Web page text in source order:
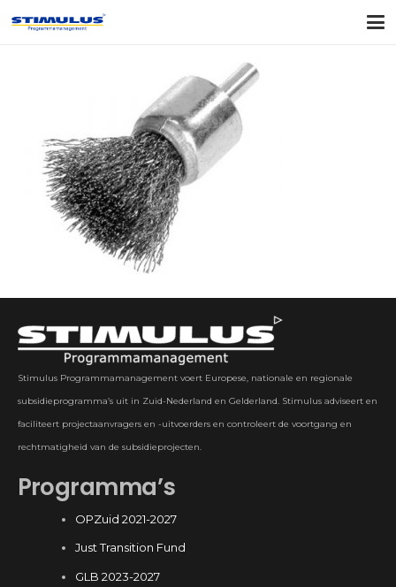
Stimulus Programmamanagement voert Europese, nationale en regionale
subsidieprogramma’s uit in Zuid-Nederland en Gelderland. Stimulus adviseert en
faciliteert projectaanvragers en -uitvoerders en controleert de voortgang en
rechtmatigheid van de subsidieprojecten.
Programma’s
OPZuid 2021-2027
Just Transition Fund
GLB 2023-2027